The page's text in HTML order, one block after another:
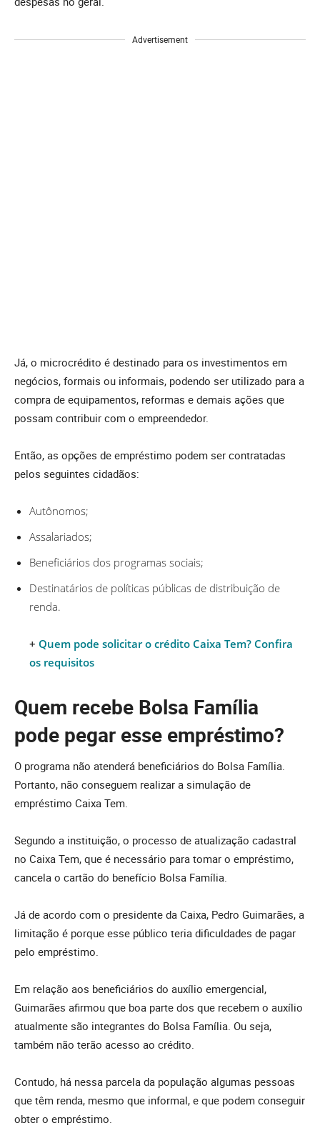
Advertisement
Já, o microcrédito é destinado para os investimentos em
negócios, formais ou informais, podendo ser utilizado para a
compra de equipamentos, reformas e demais ações que
possam contribuir com o empreendedor.
Então, as opções de empréstimo podem ser contratadas
pelos seguintes cidadãos:
Autônomos;
Assalariados;
Beneficiários dos programas sociais;
Destinatários de políticas públicas de distribuição de
renda.
+ Quem pode solicitar o crédito Caixa Tem? Confira
os requisitos
Quem recebe Bolsa Família
pode pegar esse empréstimo?
O programa não atenderá beneficiários do Bolsa Família.
Portanto, não conseguem realizar a simulação de
empréstimo Caixa Tem.
Segundo a instituição, o processo de atualização cadastral
no Caixa Tem, que é necessário para tomar o empréstimo,
cancela o cartão do benefício Bolsa Família.
Já de acordo com o presidente da Caixa, Pedro Guimarães, a
limitação é porque esse público teria dificuldades de pagar
pelo empréstimo.
Em relação aos beneficiários do auxílio emergencial,
Guimarães afirmou que boa parte dos que recebem o auxílio
atualmente são integrantes do Bolsa Família. Ou seja,
também não terão acesso ao crédito.
Contudo, há nessa parcela da população algumas pessoas
que têm renda, mesmo que informal, e que podem conseguir
obter o empréstimo.